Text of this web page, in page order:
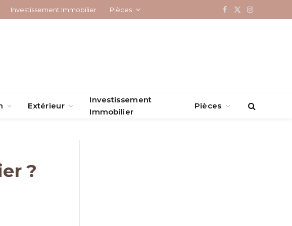
Investissement Immobilier Pièces Facebook
X
Instagram
Extérieur
Investissement
Immobilier
Pièces
?